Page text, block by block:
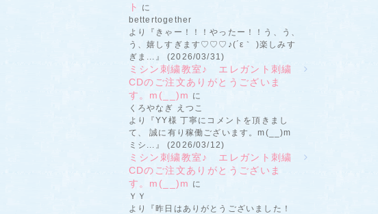
ト
に
bettertogether
より『きゃー！！！やったー！！う、う、
う、嬉しすぎます♡♡♡♪(´ε｀ )楽しみす
ぎま...』 (2026/03/31)
ミシン刺繍教室♪ エレガント刺繍
CDのご注文ありがとうございま
す。m(__)m に
くろやなぎ えつこ
より『YY様 丁寧にコメントを頂きまし
て、 誠に有り稼働ございます。m(__)m
ミシ...』 (2026/03/12)
ミシン刺繍教室♪ エレガント刺繍
CDのご注文ありがとうございま
す。m(__)m に
ＹＹ
より『昨日はありがとうございました！